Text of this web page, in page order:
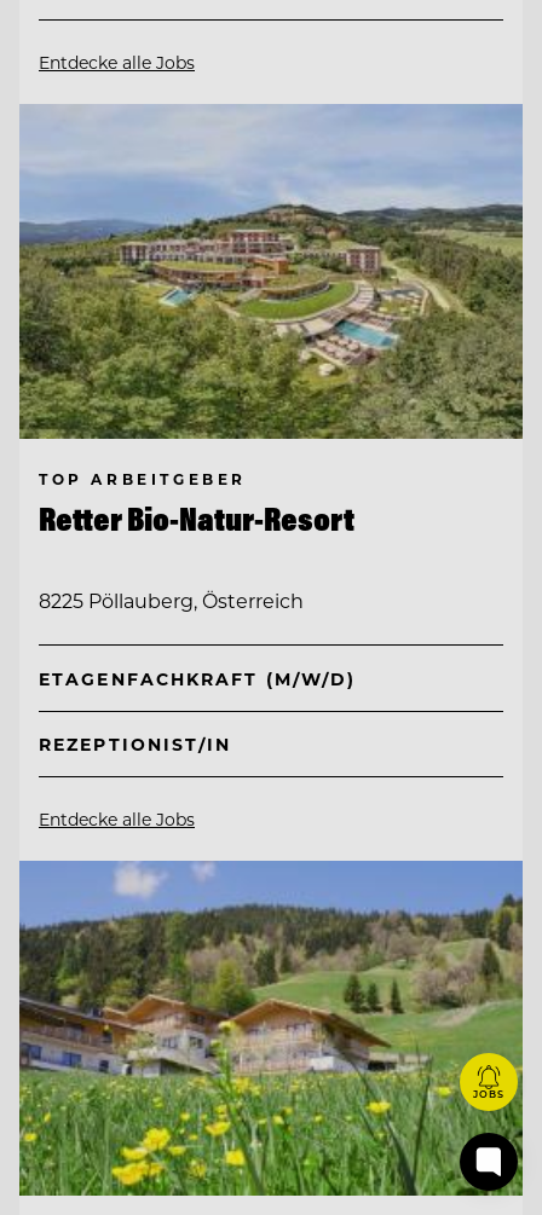
Entdecke alle Jobs
TOP ARBEITGEBER
Retter Bio-Natur-Resort
8225 Pöllauberg, Österreich
ETAGENFACHKRAFT (M/W/D)
REZEPTIONIST/IN
Entdecke alle Jobs
JOBS